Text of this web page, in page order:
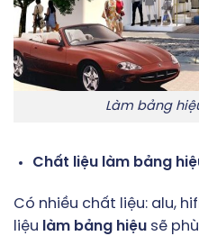
Làm bảng
Chất liệu làm bảng
Có nhiều chất liệu: alu,
liệu làm bảng hiệu sẽ